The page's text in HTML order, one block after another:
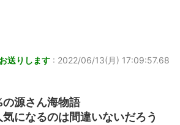
送りします : 2022/06/13(月) 17:09:57.68
源さん海物語
になるのは間違いないだろう